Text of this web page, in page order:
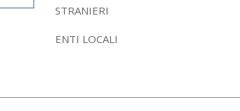
STRANIERI
ENTI LOCALI